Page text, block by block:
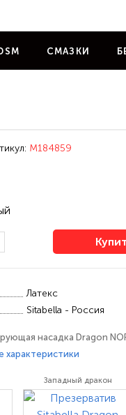
СМАЗКИ
M184859
Латекс
Sitabella - Россия
насадка Dragon
усиками, изготовлена
средством
характеристики
Западный дракон